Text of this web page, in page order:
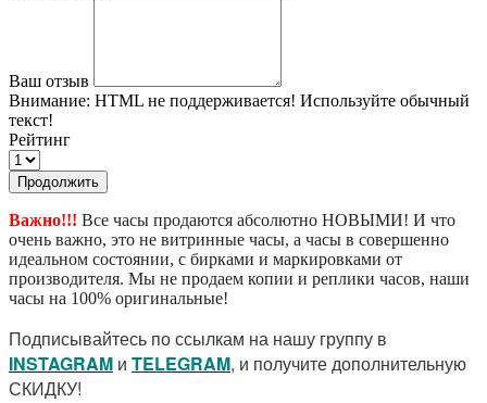
Ваш отзыв
Внимание: HTML не поддерживается! Используйте обычный
текст!
Рейтинг
Продолжить
Важно!!! Все часы продаются абсолютно НОВЫМИ! И что
очень важно, это не витринные часы, а часы в совершенно
идеальном состоянии, с бирками и маркировками от
производителя. Мы не продаем копии и реплики часов, наши
часы на 100% оригинальные!
Подписывайтесь по ссылкам на нашу группу в
INSTAGRAM и TELEGRAM, и получите дополнительную
СКИДКУ!